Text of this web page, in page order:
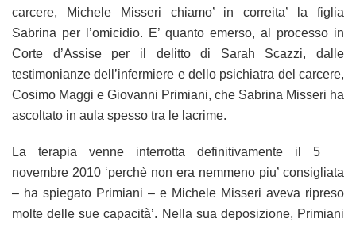
carcere, Michele Misseri chiamo’ in correita’ la figlia
Sabrina per l’omicidio. E’ quanto emerso, al processo in
Corte d’Assise per il delitto di Sarah Scazzi, dalle
testimonianze dell’infermiere e dello psichiatra del carcere,
Cosimo Maggi e Giovanni Primiani, che Sabrina Misseri ha
ascoltato in aula spesso tra le lacrime.
La terapia venne interrotta definitivamente il 5
novembre 2010 ‘perchè non era nemmeno piu’ consigliata
– ha spiegato Primiani – e Michele Misseri aveva ripreso
molte delle sue capacità’. Nella sua deposizione, Primiani